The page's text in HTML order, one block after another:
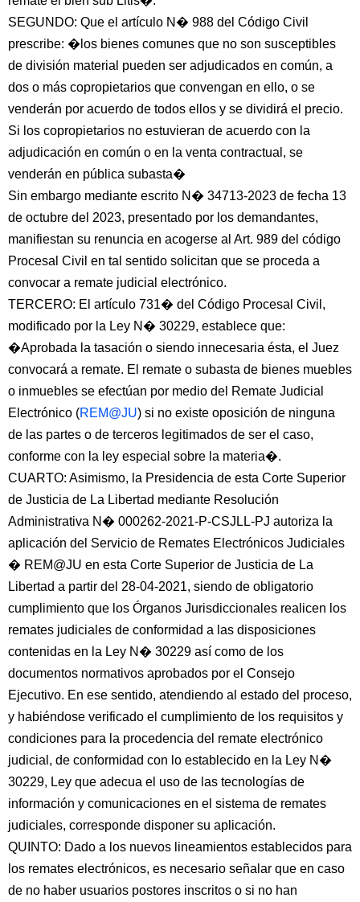
SEGUNDO: Que el artículo N� 988 del Código Civil
prescribe: �los bienes comunes que no son susceptibles
de división material pueden ser adjudicados en común, a
dos o más copropietarios que convengan en ello, o se
venderán por acuerdo de todos ellos y se dividirá el precio.
Si los copropietarios no estuvieran de acuerdo con la
adjudicación en común o en la venta contractual, se
venderán en pública subasta�
Sin embargo mediante escrito N� 34713-2023 de fecha 13
de octubre del 2023, presentado por los demandantes,
manifiestan su renuncia en acogerse al Art. 989 del código
Procesal Civil en tal sentido solicitan que se proceda a
convocar a remate judicial electrónico.
TERCERO: El artículo 731� del Código Procesal Civil,
modificado por la Ley N� 30229, establece que:
�Aprobada la tasación o siendo innecesaria ésta, el Juez
convocará a remate. El remate o subasta de bienes muebles
o inmuebles se efectúan por medio del Remate Judicial
Electrónico (REM@JU) si no existe oposición de ninguna
de las partes o de terceros legitimados de ser el caso,
conforme con la ley especial sobre la materia�.
CUARTO: Asimismo, la Presidencia de esta Corte Superior
de Justicia de La Libertad mediante Resolución
Administrativa N� 000262-2021-P-CSJLL-PJ autoriza la
aplicación del Servicio de Remates Electrónicos Judiciales
� REM@JU en esta Corte Superior de Justicia de La
Libertad a partir del 28-04-2021, siendo de obligatorio
cumplimiento que los Órganos Jurisdiccionales realicen los
remates judiciales de conformidad a las disposiciones
contenidas en la Ley N� 30229 así como de los
documentos normativos aprobados por el Consejo
Ejecutivo. En ese sentido, atendiendo al estado del proceso,
y habiéndose verificado el cumplimiento de los requisitos y
condiciones para la procedencia del remate electrónico
judicial, de conformidad con lo establecido en la Ley N�
30229, Ley que adecua el uso de las tecnologías de
información y comunicaciones en el sistema de remates
judiciales, corresponde disponer su aplicación.
QUINTO: Dado a los nuevos lineamientos establecidos para
los remates electrónicos, es necesario señalar que en caso
de no haber usuarios postores inscritos o si no han